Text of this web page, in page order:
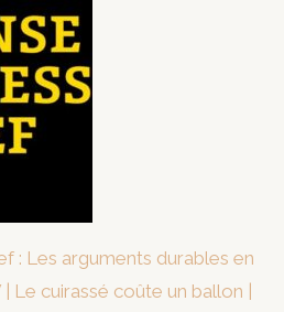
: Les arguments durables en
Le cuirassé coûte un ballon |